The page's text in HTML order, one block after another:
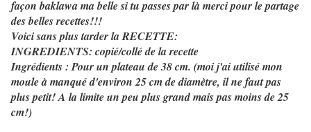
façon baklawa ma belle si tu passes par là merci pour le partage
des belles recettes!!!
Voici sans plus tarder la RECETTE:
INGREDIENTS: copié/collé de la recette
Ingrédients : Pour un plateau de 38 cm. (moi j'ai utilisé mon
moule à manqué d'environ 25 cm de diamètre, il ne faut pas
plus petit! A la limite un peu plus grand mais pas moins de 25
cm!)